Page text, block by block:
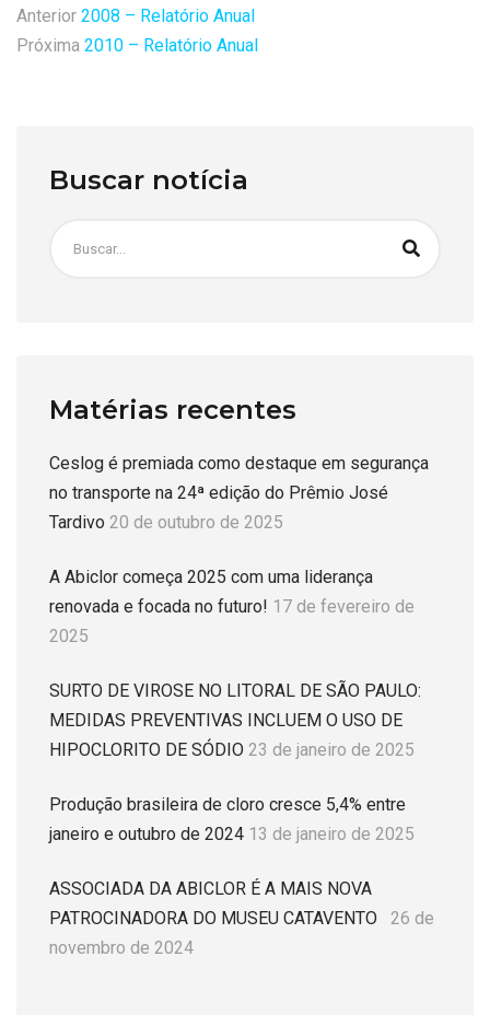
Anterior 2008 – Relatório Anual
Próxima 2010 – Relatório Anual
Buscar notícia
Matérias recentes
Ceslog é premiada como destaque em segurança
no transporte na 24ª edição do Prêmio José
Tardivo 20 de outubro de 2025
A Abiclor começa 2025 com uma liderança
renovada e focada no futuro! 17 de fevereiro de
2025
SURTO DE VIROSE NO LITORAL DE SÃO PAULO:
MEDIDAS PREVENTIVAS INCLUEM O USO DE
HIPOCLORITO DE SÓDIO 23 de janeiro de 2025
Produção brasileira de cloro cresce 5,4% entre
janeiro e outubro de 2024 13 de janeiro de 2025
ASSOCIADA DA ABICLOR É A MAIS NOVA
PATROCINADORA DO MUSEU CATAVENTO
26 de
novembro de 2024